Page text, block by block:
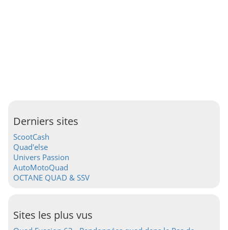
Derniers sites
ScootCash
Quad'else
Univers Passion
AutoMotoQuad
OCTANE QUAD & SSV
Sites les plus vus